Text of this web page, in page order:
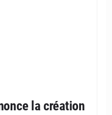
la création